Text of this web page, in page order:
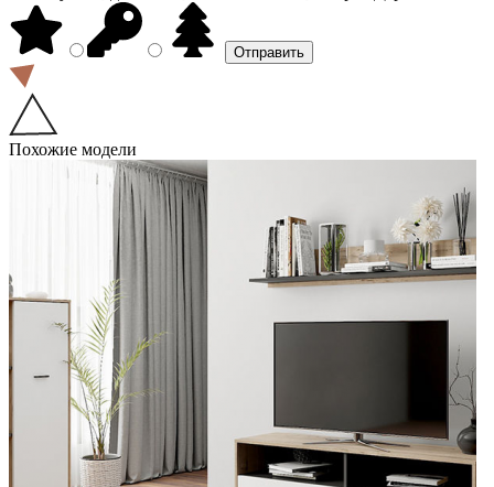
Похожие модели